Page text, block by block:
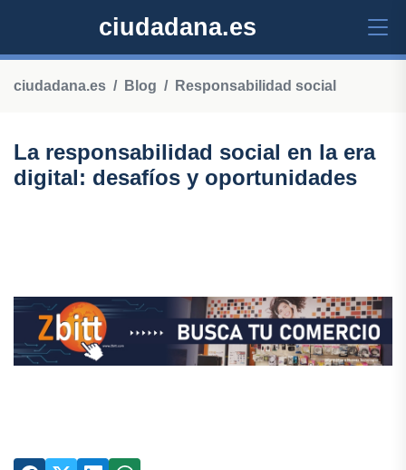
ciudadana.es
ciudadana.es Blog Responsabilidad social
La responsabilidad social en la era
digital: desafíos y oportunidades